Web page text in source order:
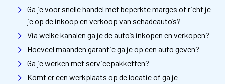
Ga je voor snelle handel met beperkte marges of richt je
je op de inkoop en verkoop van schadeauto’s?
Via welke kanalen ga je de auto’s inkopen en verkopen?
Hoeveel maanden garantie ga je op een auto geven?
Ga je werken met servicepakketten?
Komt er een werkplaats op de locatie of ga je